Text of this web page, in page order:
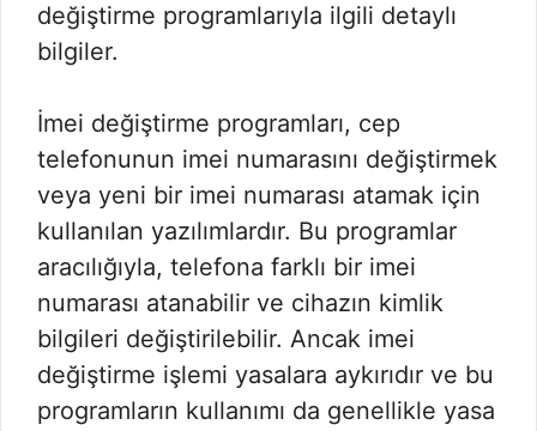
değiştirme programlarıyla ilgili detaylı
bilgiler.
İmei değiştirme programları, cep
telefonunun imei numarasını değiştirmek
veya yeni bir imei numarası atamak için
kullanılan yazılımlardır. Bu programlar
aracılığıyla, telefona farklı bir imei
numarası atanabilir ve cihazın kimlik
bilgileri değiştirilebilir. Ancak imei
değiştirme işlemi yasalara aykırıdır ve bu
programların kullanımı da genellikle yasa